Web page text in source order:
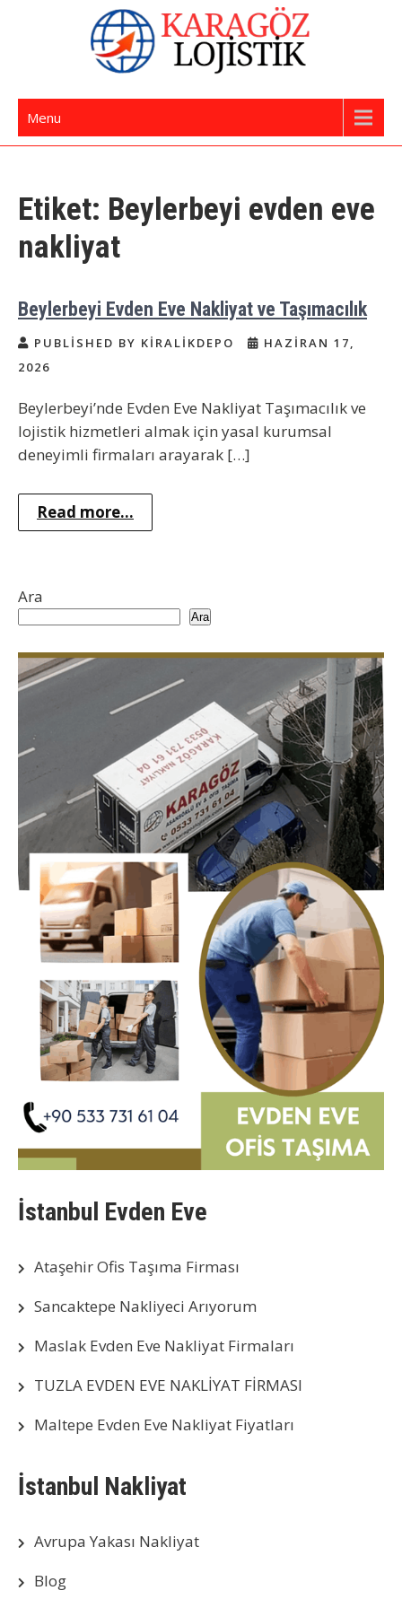
İstanbul Evden Eve Nakliye | İstanbul
Nakliyat
Menu
Etiket: Beylerbeyi evden eve
nakliyat
Beylerbeyi Evden Eve Nakliyat ve Taşımacılık
PUBLISHED BY KIRALIKDEPO
HAZIRAN 17,
2026
Beylerbeyi’nde Evden Eve Nakliyat Taşımacılık ve
lojistik hizmetleri almak için yasal kurumsal
deneyimli firmaları arayarak […]
Read more...
Ara
Ara
İstanbul Evden Eve
Ataşehir Ofis Taşıma Firması
Sancaktepe Nakliyeci Arıyorum
Maslak Evden Eve Nakliyat Firmaları
TUZLA EVDEN EVE NAKLİYAT FİRMASI
Maltepe Evden Eve Nakliyat Fiyatları
İstanbul Nakliyat
Avrupa Yakası Nakliyat
Blog